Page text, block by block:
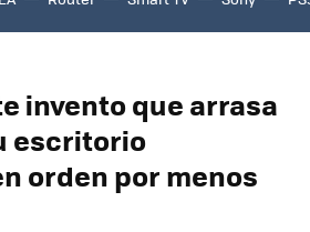
invento que arrasa
escritorio
orden por menos